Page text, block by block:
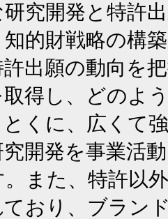
究開発と特許
的財戦略の構
出願の動向を
得し、どのよ
くに、広くて
開発を事業活
また、特許以
おり、ブラン